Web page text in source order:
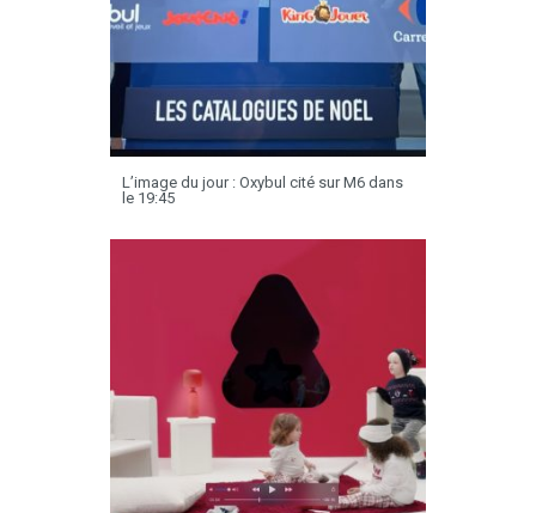
L’image du jour : Oxybul cité sur M6 dans
le 19:45